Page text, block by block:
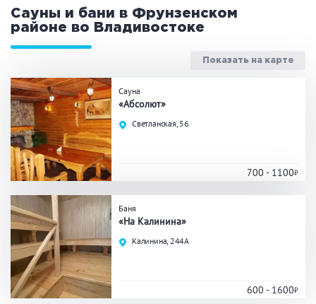
На дровах
Загородный отдых
Праздник/Корпоратив
Вместимость
до 10 человек
от 20 человек
Банные услуги
Сауны и бани в Фрунзенском
районе во Владивостоке
Показать на карте
Сауна
«Абсолют»
Светланская, 56
700 - 1100
Баня
«На Калинина»
Калинина, 244А
600 - 1600